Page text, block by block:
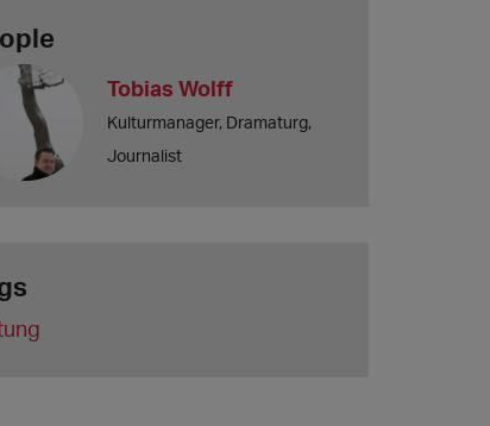
Tobias Wolff
Kulturmanager, Dramaturg,
Journalist